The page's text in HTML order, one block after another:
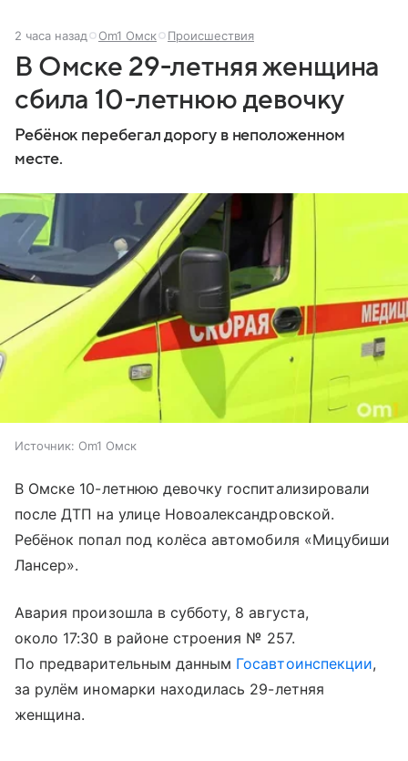
2 часа назад Om1 Омск Происшествия
В Омске 29-летняя женщина
сбила 10-летнюю девочку
Ребёнок перебегал дорогу в неположенном
месте.
Источник: Om1 Омск
В Омске 10-летнюю девочку госпитализировали
после ДТП на улице Новоалександровской.
Ребёнок попал под колёса автомобиля «Мицубиши
Лансер».
Авария произошла в субботу, 8 августа,
около 17:30 в районе строения № 257.
По предварительным данным Госавтоинспекции,
за рулём иномарки находилась 29-летняя
женщина.